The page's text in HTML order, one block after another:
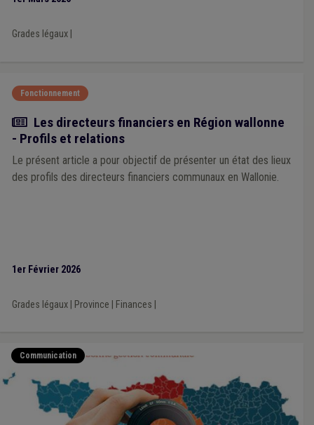
Grades légaux|
Fonctionnement
Article
Les directeurs financiers en Région wallonne
- Profils et relations
Le présent article a pour objectif de présenter un état des lieux
des profils des directeurs financiers communaux en Wallonie.
1er Février 2026
Grades légaux| Province Finances
Communication